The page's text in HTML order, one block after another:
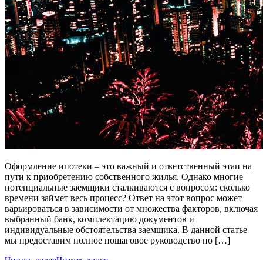
Оформление ипотеки – это важный и ответственный этап на
пути к приобретению собственного жилья. Однако многие
потенциальные заемщики сталкиваются с вопросом: сколько
времени займет весь процесс? Ответ на этот вопрос может
варьироваться в зависимости от множества факторов, включая
выбранный банк, комплектацию документов и
индивидуальные обстоятельства заемщика. В данной статье
мы предоставим полное пошаговое руководство по […]